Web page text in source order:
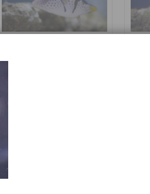
Canthigaster valentini